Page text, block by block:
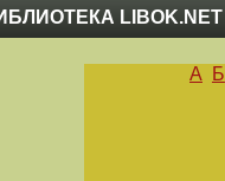
LIBOK.NET
А Б